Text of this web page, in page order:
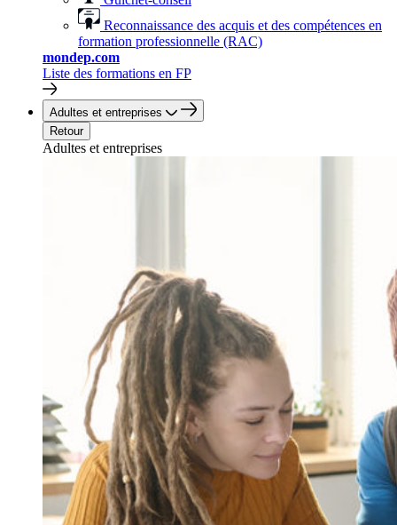
Reconnaissance des acquis et des compétences en
formation professionnelle (RAC)
mondep.com
Liste des formations en FP
Adultes et entreprises
Retour
Adultes et entreprises